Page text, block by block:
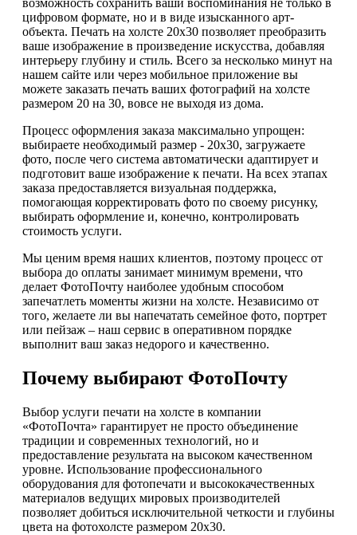
возможность сохранить ваши воспоминания не только в
цифровом формате, но и в виде изысканного арт-
объекта. Печать на холсте 20х30 позволяет преобразить
ваше изображение в произведение искусства, добавляя
интерьеру глубину и стиль. Всего за несколько минут на
нашем сайте или через мобильное приложение вы
можете заказать печать ваших фотографий на холсте
размером 20 на 30, вовсе не выходя из дома.
Процесс оформления заказа максимально упрощен:
выбираете необходимый размер - 20х30, загружаете
фото, после чего система автоматически адаптирует и
подготовит ваше изображение к печати. На всех этапах
заказа предоставляется визуальная поддержка,
помогающая корректировать фото по своему рисунку,
выбирать оформление и, конечно, контролировать
стоимость услуги.
Мы ценим время наших клиентов, поэтому процесс от
выбора до оплаты занимает минимум времени, что
делает ФотоПочту наиболее удобным способом
запечатлеть моменты жизни на холсте. Независимо от
того, желаете ли вы напечатать семейное фото, портрет
или пейзаж – наш сервис в оперативном порядке
выполнит ваш заказ недорого и качественно.
Почему выбирают ФотоПочту
Выбор услуги печати на холсте в компании
«ФотоПочта» гарантирует не просто объединение
традиции и современных технологий, но и
предоставление результата на высоком качественном
уровне. Использование профессионального
оборудования для фотопечати и высококачественных
материалов ведущих мировых производителей
позволяет добиться исключительной четкости и глубины
цвета на фотохолсте размером 20х30.